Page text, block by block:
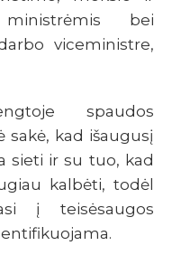
bei
viceministre,
spaudos
sakė, kad išaugusį
sieti ir su tuo, kad
kalbėti, todėl
į teisėsaugos